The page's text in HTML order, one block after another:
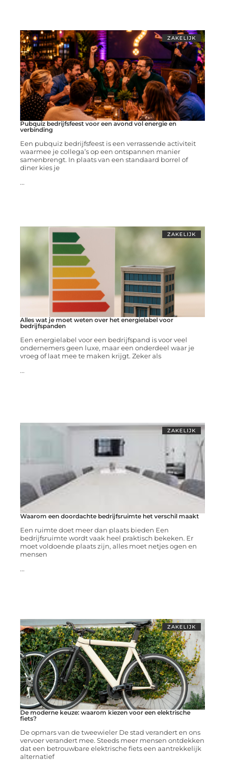
ZAKELIJK
Pubquiz bedrijfsfeest voor een avond vol energie en
verbinding
Een pubquiz bedrijfsfeest is een verrassende activiteit
waarmee je collega’s op een ontspannen manier
samenbrengt. In plaats van een standaard borrel of
diner kies je
...
ZAKELIJK
Alles wat je moet weten over het energielabel voor
bedrijfspanden
Een energielabel voor een bedrijfspand is voor veel
ondernemers geen luxe, maar een onderdeel waar je
vroeg of laat mee te maken krijgt. Zeker als
...
ZAKELIJK
Waarom een doordachte bedrijfsruimte het verschil maakt
Een ruimte doet meer dan plaats bieden Een
bedrijfsruimte wordt vaak heel praktisch bekeken. Er
moet voldoende plaats zijn, alles moet netjes ogen en
mensen
...
ZAKELIJK
De moderne keuze: waarom kiezen voor een elektrische
fiets?
De opmars van de tweewieler De stad verandert en ons
vervoer verandert mee. Steeds meer mensen ontdekken
dat een betrouwbare elektrische fiets een aantrekkelijk
alternatief